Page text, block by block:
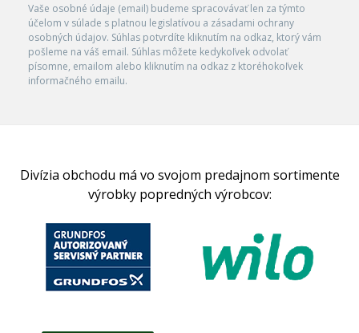
Vaše osobné údaje (email) budeme spracovávať len za týmto
účelom v súlade s platnou legislatívou a zásadami ochrany
osobných údajov. Súhlas potvrdíte kliknutím na odkaz, ktorý vám
pošleme na váš email. Súhlas môžete kedykoľvek odvolať
písomne, emailom alebo kliknutím na odkaz z ktoréhokoľvek
informačného emailu.
Divízia obchodu má vo svojom predajnom sortimente
výrobky popredných výrobcov: